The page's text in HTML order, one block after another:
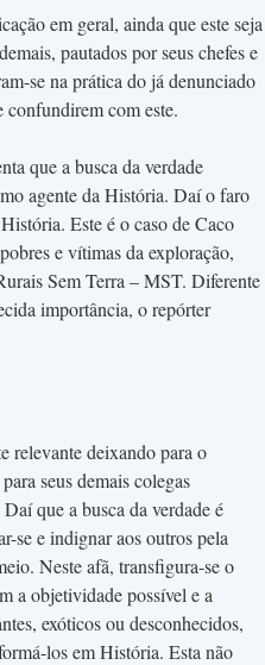
em geral, ainda que este seja
pautados por seus chefes e
se na prática do já denunciado
com este.
que a busca da verdade
agente da História. Daí o faro
Este é o caso de Caco
e vítimas da exploração,
Sem Terra – MST. Diferente
importância, o repórter
relevante deixando para o
seus demais colegas
que a busca da verdade é
se e indignar aos outros pela
Neste afã, transfigura-se o
a objetividade possível e a
exóticos ou desconhecidos,
los em História. Esta não